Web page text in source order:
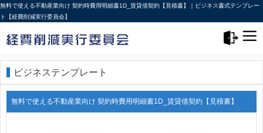
無料で使える不動産業向け 契約時費用明細書1D_賃貸借契約【見積書】｜ビジネス書式テンプレー
ト【経費削減実行委員会】
ビジネステンプレート
無料で使える不動産業向け 契約時費用明細書1D_賃貸借契約【見積書】